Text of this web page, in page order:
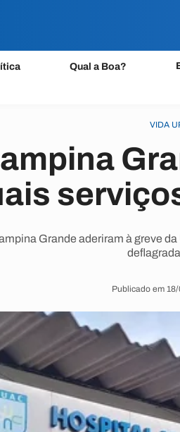
Qual a Boa?
VIDA
Grande aderiram à greve
Publicado em